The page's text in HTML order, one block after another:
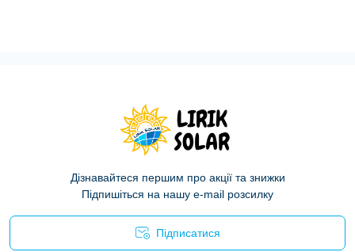
Дізнавайтеся першим про акції та знижки
Підпишіться на нашу e-mail розсилку
Підписатися